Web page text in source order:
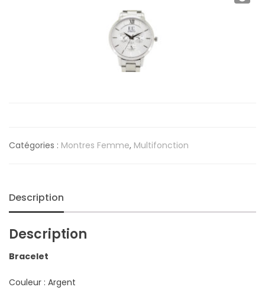
Catégories : Montres Femme, Multifonction
Description
Description
Bracelet
Couleur : Argent